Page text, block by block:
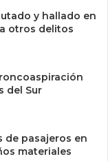
y hallado en
otros delitos
del Sur
de pasajeros en
materiales